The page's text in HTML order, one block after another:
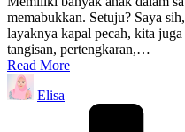
memabukkan. Setuju? Saya
layaknya kapal pecah, kita
tangisan, pertengkaran,…
Read More
Posted
by
Elisa